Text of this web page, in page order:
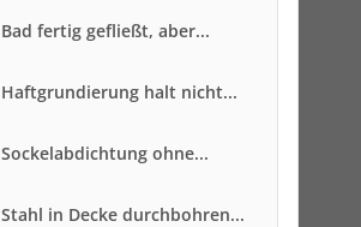
Bad fertig gefließt, aber...
Haftgrundierung halt nicht...
Sockelabdichtung ohne...
Stahl in Decke durchbohren...